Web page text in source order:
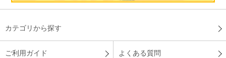
カテゴリから探す
ご利用ガイド よくある質問